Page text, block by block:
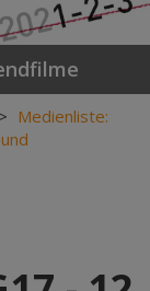
> Medienliste: